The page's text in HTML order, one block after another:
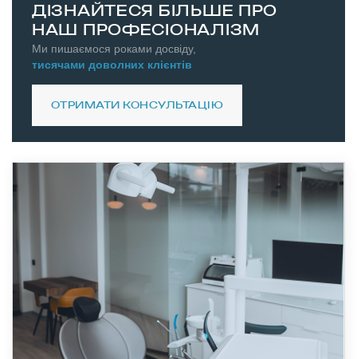
ДІЗНАЙТЕСЯ БІЛЬШЕ ПРО
НАШ ПРОФЕСІОНАЛІЗМ
Ми пишаємося роками досвіду,
тисячами доволних клієнтів
ОТРИМАТИ КОНСУЛЬТАЦІЮ